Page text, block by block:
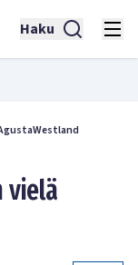
Haku
vielä